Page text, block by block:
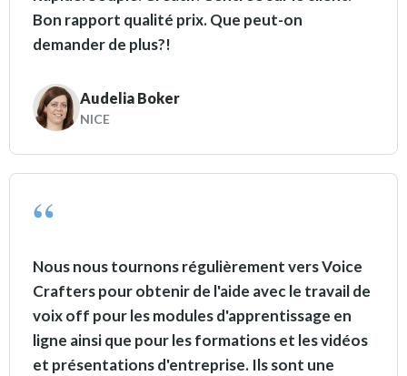
Bon rapport qualité prix. Que peut-on
demander de plus?!
Audelia Boker
NICE
Nous nous tournons régulièrement vers Voice
Crafters pour obtenir de l'aide avec le travail de
voix off pour les modules d'apprentissage en
ligne ainsi que pour les formations et les vidéos
et présentations d'entreprise. Ils sont une